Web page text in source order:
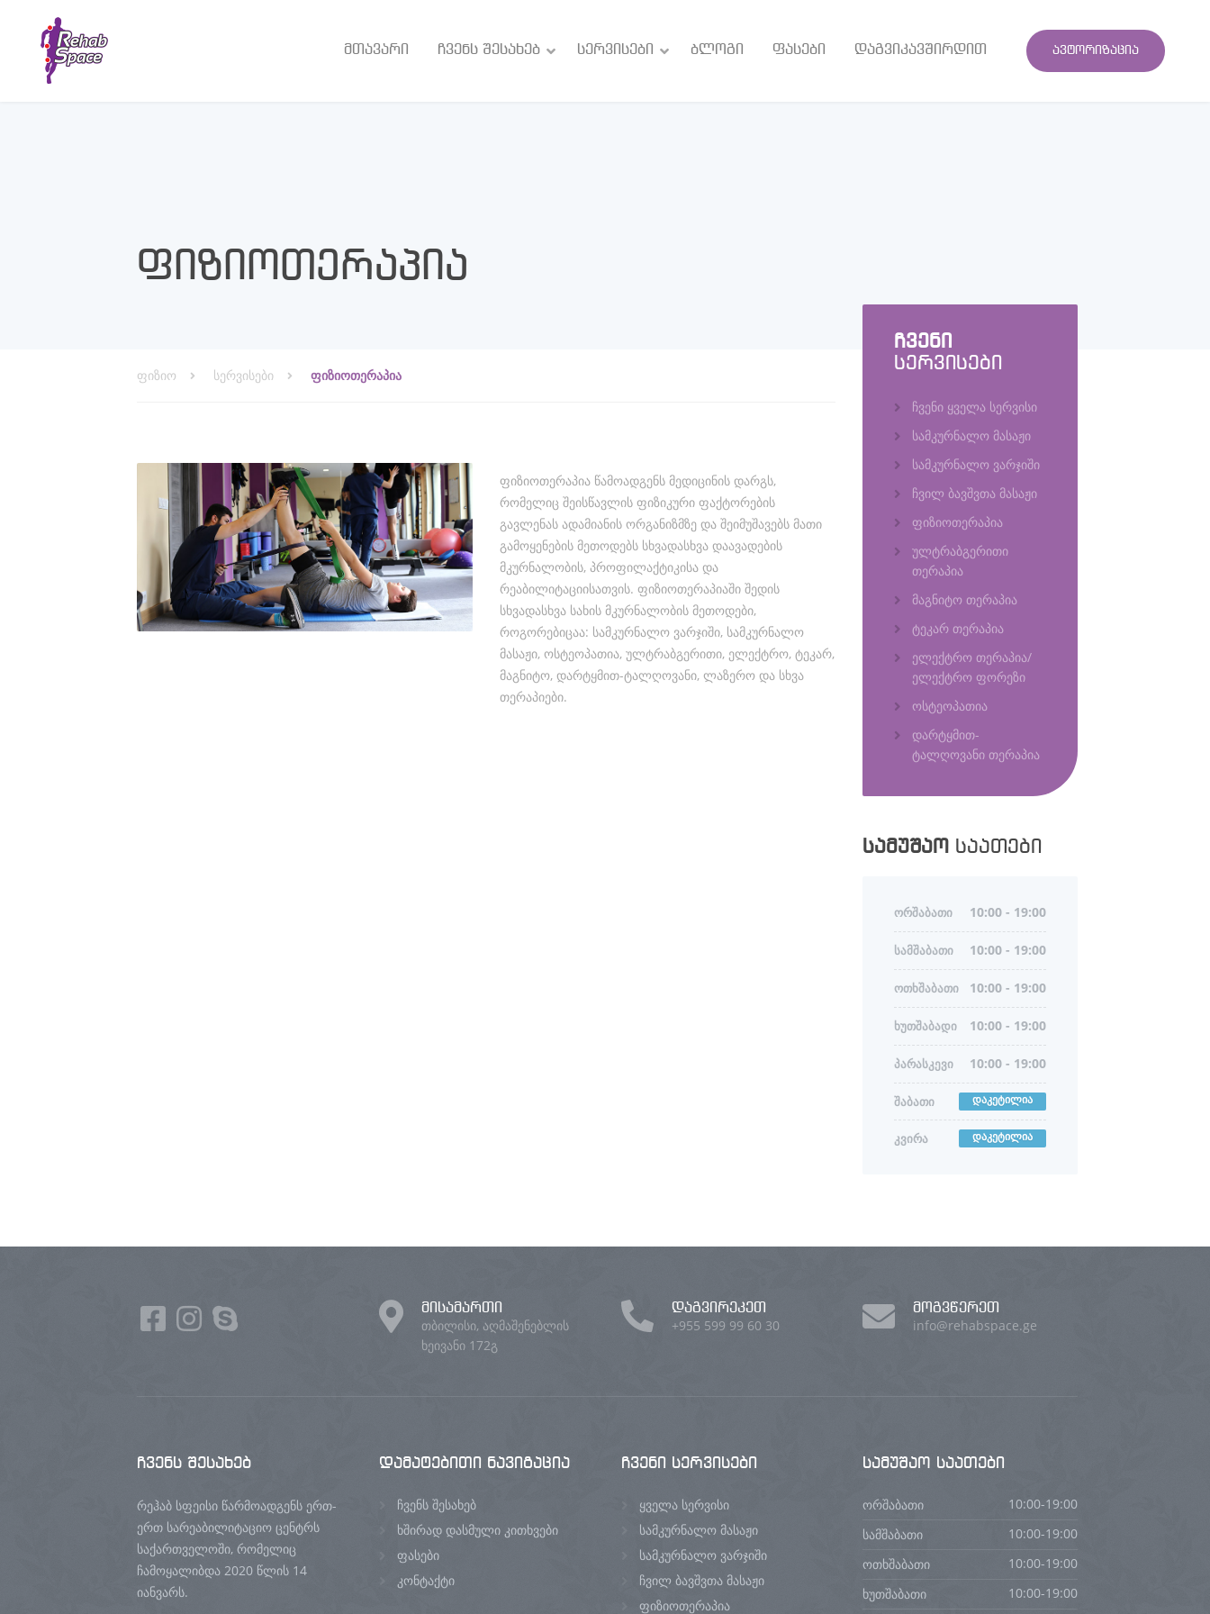
მთავარი ჩვენს შესახებ სერვისები ბლოგი ფასები დაგვიკავშირდით ავტორიზაცია
ფიზიოთერაპია
ფიზიო სერვისები ფიზიოთერაპია
ფიზიოთერაპია წამოადგენს მედიცინის დარგს,
რომელიც შეისწავლის ფიზიკური ფაქტორების
გავლენას ადამიანის ორგანიზმზე და შეიმუშავებს მათი
გამოყენების მეთოდებს სხვადასხვა დაავადების
მკურნალობის, პროფილაქტიკისა და
რეაბილიტაციისათვის. ფიზიოთერაპიაში შედის
სხვადასხვა სახის მკურნალობის მეთოდები,
როგორებიცაა: სამკურნალო ვარჯიში, სამკურნალო
მასაჟი, ოსტეოპათია, ულტრაბგერითი, ელექტრო, ტეკარ,
მაგნიტო, დარტყმით-ტალღოვანი, ლაზერო და სხვა
თერაპიები.
ჩვენი
სერვისები
ჩვენი ყველა სერვისი
სამკურნალო მასაჟი
სამკურნალო ვარჯიში
ჩვილ ბავშვთა მასაჟი
ფიზიოთერაპია
ულტრაბგერითი
თერაპია
მაგნიტო თერაპია
ტეკარ თერაპია
ელექტრო თერაპია/
ელექტრო ფორეზი
ოსტეოპათია
დარტყმით-
ტალღოვანი თერაპია
სამუშაო საათები
ᲝᲠᲨᲐᲑᲐᲗᲘ 10:00 - 19:00
ᲡᲐᲛᲨᲐᲑᲐᲗᲘ 10:00 - 19:00
ᲝᲗᲮᲨᲐᲑᲐᲗᲘ 10:00 - 19:00
ᲮᲣᲗᲨᲐᲑᲐᲓᲘ 10:00 - 19:00
ᲞᲐᲠᲐᲡᲙᲔᲕᲘ 10:00 - 19:00
ᲨᲐᲑᲐᲗᲘ ᲓᲐᲙᲔᲢᲘᲚᲘᲐ
ᲙᲕᲘᲠᲐ ᲓᲐᲙᲔᲢᲘᲚᲘᲐ
მისამართი
თბილისი, აღმაშენებლის
ხეივანი 172გ
დაგვირეკეთ
+955 599 99 60 30
მოგვწერეთ
info@rehabspace.ge
ჩვენს შესახებ
რეჰაბ სფეისი წარმოადგენს ერთ-
ერთ სარეაბილიტაციო ცენტრს
საქართველოში, რომელიც
ჩამოყალიბდა 2020 წლის 14
იანვარს.
დამატებითი ნავიგაცია
ჩვენს შესახებ
ხშირად დასმული კითხვები
ფასები
კონტაქტი
ჩვენი სერვისები
ყველა სერვისი
სამკურნალო მასაჟი
სამკურნალო ვარჯიში
ჩვილ ბავშვთა მასაჟი
ფიზიოთერაპია
სამუშაო საათები
ორშაბათი 10:00-19:00
სამშაბათი 10:00-19:00
ოთხშაბათი 10:00-19:00
ხუთშაბათი 10:00-19:00